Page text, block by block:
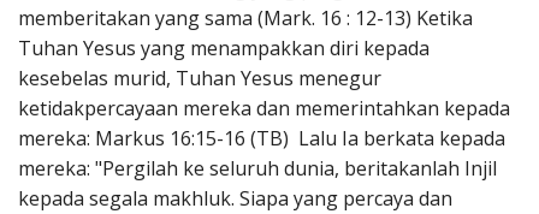
memberitakan yang sama (Mark. 16 : 12-13) Ketika
Tuhan Yesus yang menampakkan diri kepada
kesebelas murid, Tuhan Yesus menegur
ketidakpercayaan mereka dan memerintahkan kepada
mereka: Markus 16:15-16 (TB) Lalu Ia berkata kepada
mereka: "Pergilah ke seluruh dunia, beritakanlah Injil
kepada segala makhluk. Siapa yang percaya dan